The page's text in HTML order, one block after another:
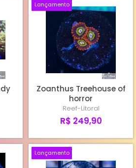
Lançamento
Zoanthus Treehouse of
horror
Reef-Litoral
R$ 249,90
Lançamento